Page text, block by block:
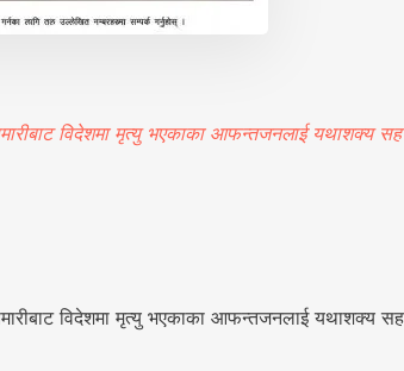
विदेशमा मृत्यु भएकाका आफन्तजनलाई यथाशक्य
विदेशमा मृत्यु भएकाका आफन्तजनलाई यथाशक्य